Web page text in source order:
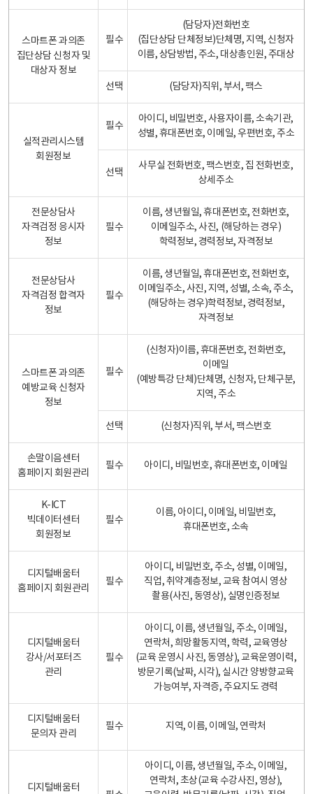
스마트폰 과의존
집단상담 신청자 및
대상자 정보
필수
(담당자)전화번호
(집단상담 단체정보)단체명, 지역, 신청자
이름, 상담방법, 주소, 대상총인원, 주대상
선택 (담당자)직위, 부서, 팩스
실적관리시스템
회원정보
필수
아이디, 비밀번호, 사용자이름, 소속기관,
성별, 휴대폰번호, 이메일, 우편번호, 주소
선택
사무실 전화번호, 팩스번호, 집 전화번호,
상세주소
전문상담사
자격검정 응시자
정보
필수
이름, 생년월일, 휴대폰번호, 전화번호,
이메일주소, 사진, (해당하는 경우)
학력정보, 경력정보, 자격정보
전문상담사
자격검정 합격자
정보
필수
이름, 생년월일, 휴대폰번호, 전화번호,
이메일주소, 사진, 지역, 성별, 소속, 주소,
(해당하는 경우)학력정보, 경력정보,
자격정보
스마트폰 과의존
예방교육 신청자
정보
필수
(신청자)이름, 휴대폰번호, 전화번호,
이메일
(예방특강 단체)단체명, 신청자, 단체구분,
지역, 주소
선택 (신청자)직위, 부서, 팩스번호
손말이음센터
홈페이지 회원관리
필수 아이디, 비밀번호, 휴대폰번호, 이메일
K-ICT
빅데이터센터
회원정보
필수
이름, 아이디, 이메일, 비밀번호,
휴대폰번호, 소속
디지털배움터
홈페이지 회원관리
필수
아이디, 비밀번호, 주소, 성별, 이메일,
직업, 취약계층정보, 교육 참여시 영상
촬용(사진, 동영상), 실명인증정보
디지털배움터
강사/서포터즈
관리
필수
아이디, 이름, 생년월일, 주소, 이메일,
연락처, 희망활동지역, 학력, 교육영상
(교육 운영시 사진, 동영상), 교육운영이력,
방문기록(날짜, 시각), 실시간 양방향교육
가능여부, 자격증, 주요지도 경력
디지털배움터
문의자 관리
필수 지역, 이름, 이메일, 연락처
디지털배움터
아이디, 이름, 생년월일, 주소, 이메일,
연락처, 초상(교육 수강사진, 영상),